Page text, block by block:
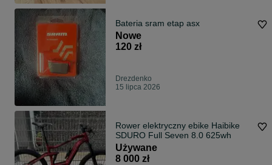
Bateria sram etap asx
Nowe
120 zł
Drezdenko
15 lipca 2026
Rower elektryczny ebike Haibike
SDURO Full Seven 8.0 625wh
Używane
8 000 zł